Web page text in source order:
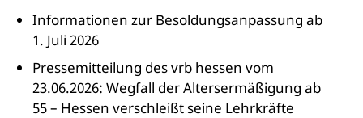
Informationen zur Besoldungsanpassung ab
1. Juli 2026
Pressemitteilung des vrb hessen vom
23.06.2026: Wegfall der Altersermäßigung ab
55 – Hessen verschleißt seine Lehrkräfte